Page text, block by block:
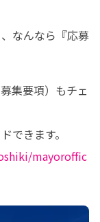
なんなら『応募
集要項）もチェ
mayoroffic